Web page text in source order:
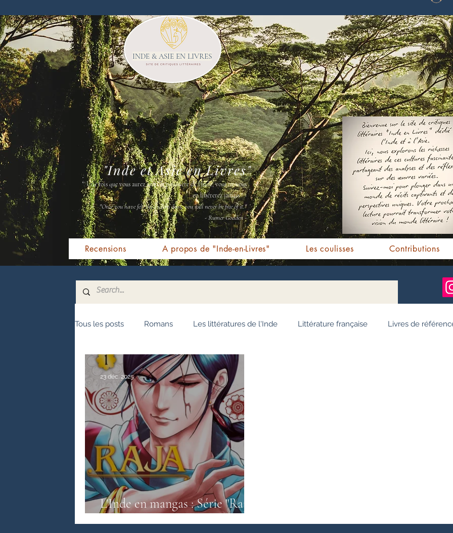
INDE & ASIE EN LIVRES
"Une fois que vous aurez senti la poussière de l'Inde, vous ne vous
en libérerez jamais " -
"Once you have felt the Indian dust, you will never be free of it."
- Rumer Godden -
"Inde et Asie en Livres"
Recensions A propos de "Inde-en-Livres" Les coulisses Contributions
Tous les posts Romans Les littératures de l'Inde Littérature française Livres de
Nouvelles Biographie Témoignages / Récits
Fêtes indiennes Spiritualité Ayurveda
Littérature malayalam Littérature pendjabi
Littérature anglo-saxonne Littérature du Bangladesh
Littérature sri-lankaise Contes
L'Inde en mangas : Série "Raja"
23 déc. 2025